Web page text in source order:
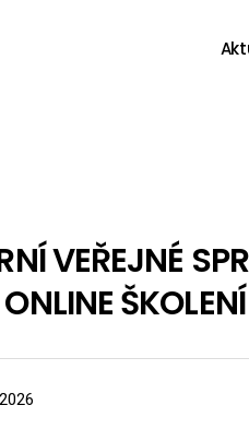
VEŘEJNÉ
ŠKOLENÍ